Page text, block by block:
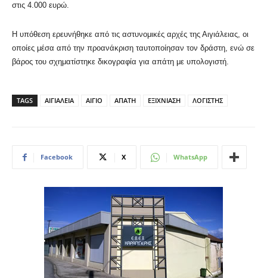
στις 4.000 ευρώ.
Η υπόθεση ερευνήθηκε από τις αστυνομικές αρχές της Αιγιάλειας, οι
οποίες μέσα από την προανάκριση ταυτοποίησαν τον δράστη, ενώ σε
βάρος του σχηματίστηκε δικογραφία για απάτη με υπολογιστή.
TAGS ΑΙΓΙΑΛΕΙΑ ΑΙΓΙΟ ΑΠΑΤΗ ΕΞΙΧΝΙΑΣΗ ΛΟΓΙΣΤΗΣ
Facebook X WhatsApp